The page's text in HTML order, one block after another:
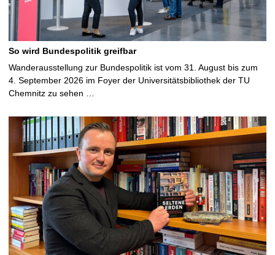
So wird Bundespolitik greifbar
Wanderausstellung zur Bundespolitik ist vom 31. August bis zum
4. September 2026 im Foyer der Universitätsbibliothek der TU
Chemnitz zu sehen …